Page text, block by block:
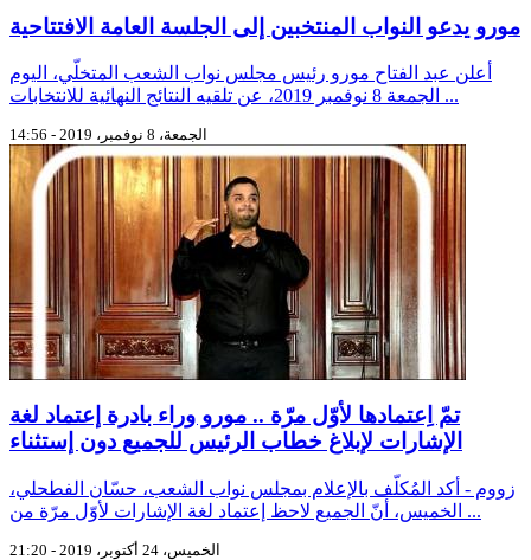
مورو يدعو النواب المنتخبين إلى الجلسة العامة الافتتاحية
أعلن عبد الفتاح مورو رئيس مجلس نواب الشعب المتخلّي، اليوم
الجمعة 8 نوفمبر 2019، عن تلقيه النتائج النهائية للانتخابات ...
الجمعة، 8 نوفمبر، 2019 - 14:56
تمّ اِعتمادها لأوّل مرّة .. مورو وراء بادرة إعتماد لغة
الإشارات لإبلاغ خطاب الرئيس للجميع دون إستثناء
زووم - أكد المُكلّف بالإعلام بمجلس نواب الشعب، حسّان الفطحلي،
الخميس، أنّ الجميع لاحظ إعتماد لغة الإشارات لأوّل مرّة من ...
الخميس، 24 أكتوبر، 2019 - 21:20